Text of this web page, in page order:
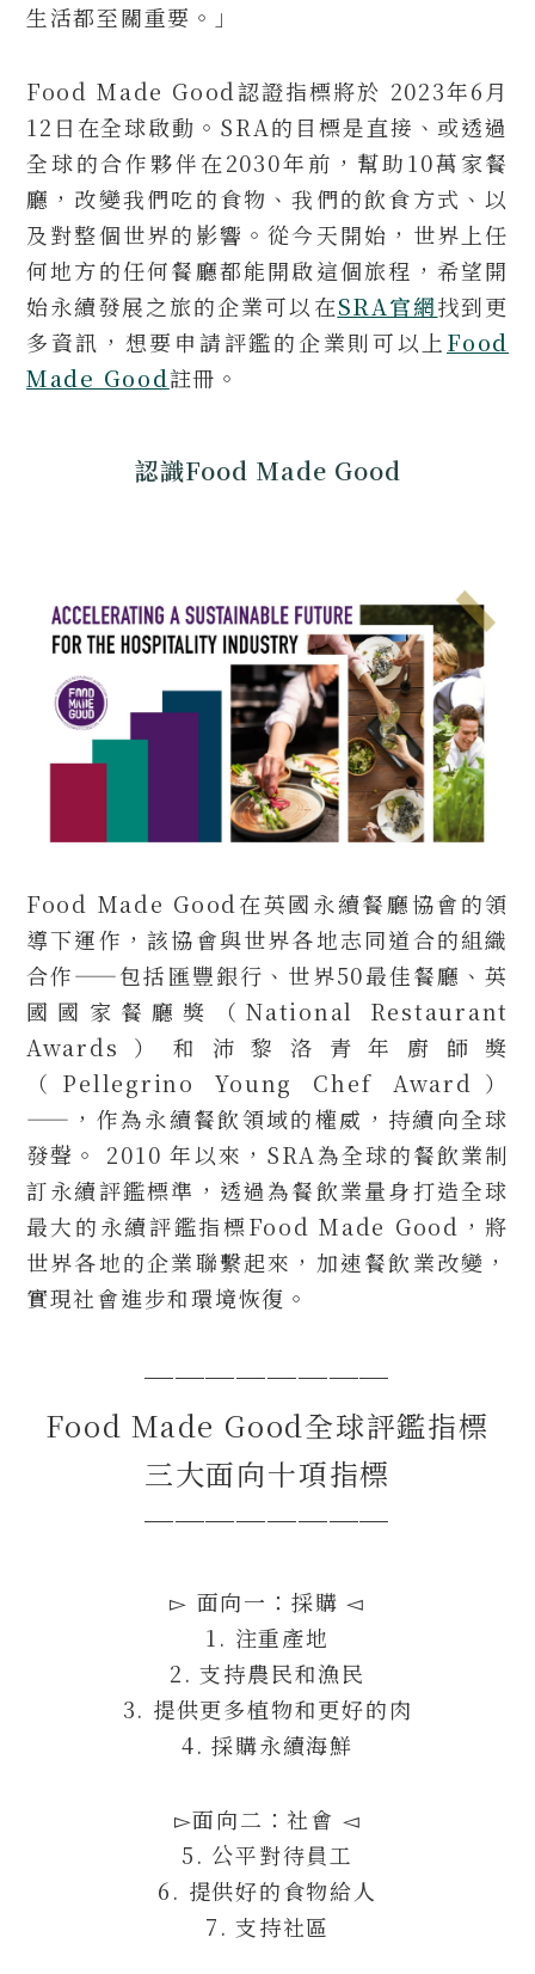
生活都至關重要。」
Food Made Good認證指標將於 2023年6月
12日在全球啟動。SRA的目標是直接、或透過
全球的合作夥伴在2030年前，幫助10萬家餐
廳，改變我們吃的食物、我們的飲食方式、以
及對整個世界的影響。從今天開始，世界上任
何地方的任何餐廳都能開啟這個旅程，希望開
始永續發展之旅的企業可以在SRA官網找到更
多資訊，想要申請評鑑的企業則可以上 Food
Made Good註冊。
認識Food Made Good
Food Made Good在英國永續餐廳協會的領
導下運作，該協會與世界各地志同道合的組織
合作——包括匯豐銀行、世界50最佳餐廳、英
國國家餐廳獎（National Restaurant
Awards）和沛黎洛青年廚師獎
（Pellegrino Young Chef Award）
——，作為永續餐飲領域的權威，持續向全球
發聲。 2010 年以來，SRA為全球的餐飲業制
訂永續評鑑標準，透過為餐飲業量身打造全球
最大的永續評鑑指標Food Made Good，將
世界各地的企業聯繫起來，加速餐飲業改變，
實現社會進步和環境恢復。
────────
Food Made Good全球評鑑指標
三大面向十項指標
────────
▻ 面向一：採購 ◅
1. 注重產地
2. 支持農民和漁民
3. 提供更多植物和更好的肉
4. 採購永續海鮮
▻面向二：社會 ◅
5. 公平對待員工
6. 提供好的食物給人
7. 支持社區